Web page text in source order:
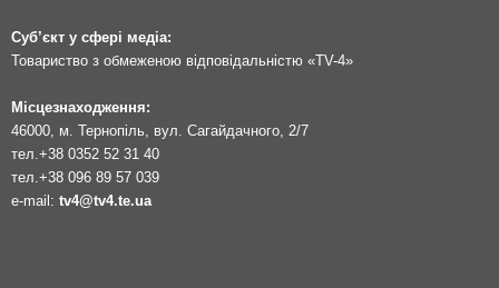
Суб’єкт у сфері медіа:
Товариство з обмеженою відповідальністю «TV-4»
Місцезнаходження:
46000, м. Тернопіль, вул. Сагайдачного, 2/7
тел. +38 0352 52 31 40
тел. +38 096 89 57 039
e-mail: tv4@tv4.te.ua